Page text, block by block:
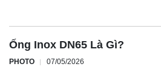
Ống Inox DN65 Là Gì?
PHOTO 07/05/2026